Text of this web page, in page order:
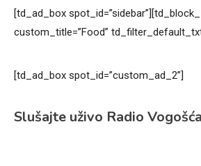
[td_ad_box
custom_title=”Food”
[td_ad_box spot_id=”custom_ad_2”]
Slušajte uživo Radio